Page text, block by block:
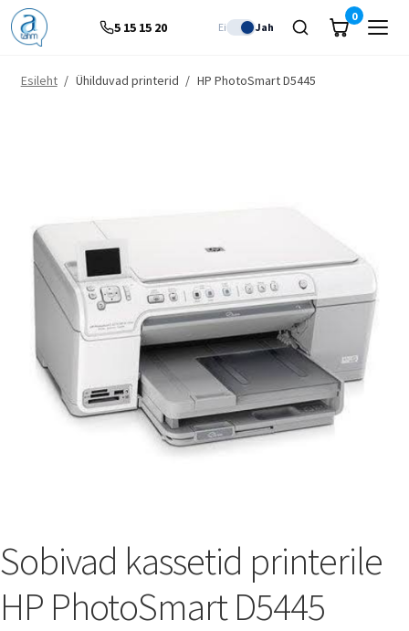
5 15 15 20 Ei Jah
0
Esileht / Ühilduvad printerid / HP PhotoSmart D5445
Sobivad kassetid printerile
HP PhotoSmart D5445